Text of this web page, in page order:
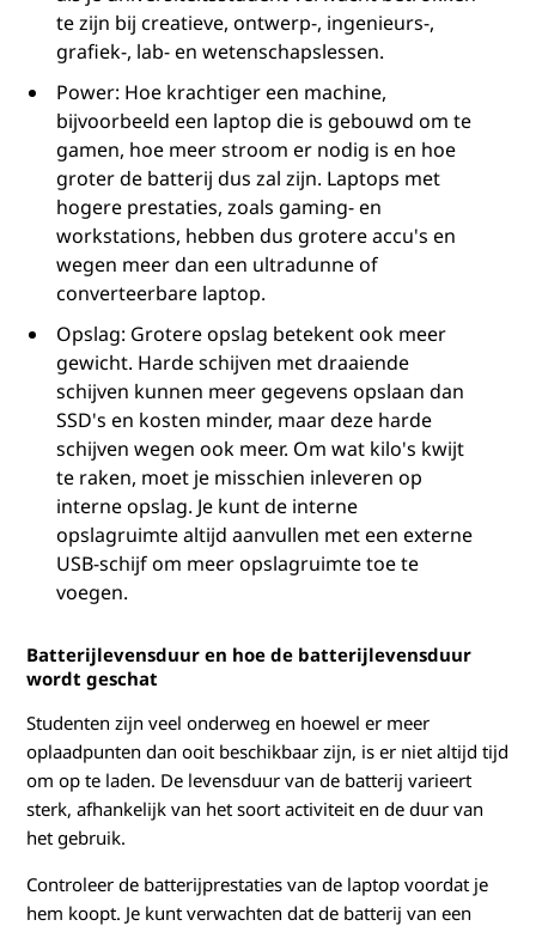
te zijn bij creatieve, ontwerp-, ingenieurs-,
grafiek-, lab- en wetenschapslessen.
Power: Hoe krachtiger een machine,
bijvoorbeeld een laptop die is gebouwd om te
gamen, hoe meer stroom er nodig is en hoe
groter de batterij dus zal zijn. Laptops met
hogere prestaties, zoals gaming- en
workstations, hebben dus grotere accu's en
wegen meer dan een ultradunne of
converteerbare laptop.
Opslag: Grotere opslag betekent ook meer
gewicht. Harde schijven met draaiende
schijven kunnen meer gegevens opslaan dan
SSD's en kosten minder, maar deze harde
schijven wegen ook meer. Om wat kilo's kwijt
te raken, moet je misschien inleveren op
interne opslag. Je kunt de interne
opslagruimte altijd aanvullen met een externe
USB-schijf om meer opslagruimte toe te
voegen.
Batterijlevensduur en hoe de batterijlevensduur
wordt geschat
Studenten zijn veel onderweg en hoewel er meer
oplaadpunten dan ooit beschikbaar zijn, is er niet altijd tijd
om op te laden. De levensduur van de batterij varieert
sterk, afhankelijk van het soort activiteit en de duur van
het gebruik.
Controleer de batterijprestaties van de laptop voordat je
hem koopt. Je kunt verwachten dat de batterij van een